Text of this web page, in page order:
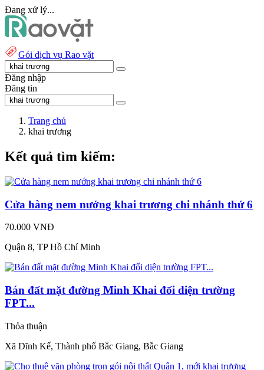
Đang xử lý...
Gói dịch vụ Rao vặt
Đăng nhập
Đăng tin
Trang chủ
khai trương
Kết quả tìm kiếm:
Cửa hàng nem nướng khai trương chi nhánh thứ 6
70.000 VNĐ
Quận 8, TP Hồ Chí Minh
Bán đất mặt đường Minh Khai đối diện trường
FPT...
Thỏa thuận
Xã Dĩnh Kế, Thành phố Bắc Giang, Bắc Giang